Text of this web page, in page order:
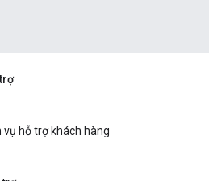
vụ hỗ trợ khách hàng